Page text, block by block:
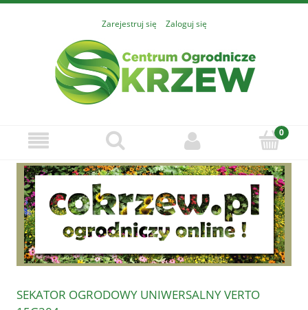
Zarejestruj się Zaloguj się
SEKATOR OGRODOWY UNIWERSALNY VERTO